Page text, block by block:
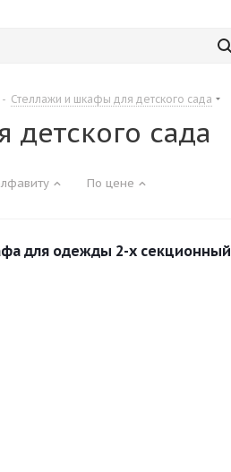
- Стеллажи и шкафы для детского сада
сада
По цене
для одежды 2-х секционный